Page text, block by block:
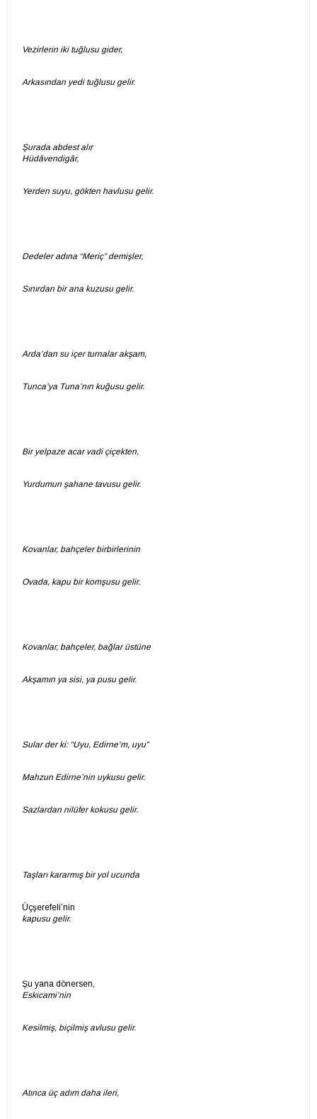
Vezirlerin iki tuğlusu gider,
Arkasından yedi tuğlusu gelir.
Şurada abdest alır
Hüdâvendigâr,
Yerden suyu, gökten havlusu gelir.
Dedeler adına “Meriç” demişler,
Sınırdan bir ana kuzusu gelir.
Arda’dan su içer turnalar akşam,
Tunca’ya Tuna’nın kuğusu gelir.
Bir yelpaze acar vadi çiçekten,
Yurdumun şahane tavusu gelir.
Kovanlar, bahçeler birbirlerinin
Ovada, kapu bir komşusu gelir.
Kovanlar, bahçeler, bağlar üstüne
Akşamın ya sisi, ya pusu gelir.
Sular der ki: “Uyu, Edirne’m, uyu”
Mahzun Edirne’nin uykusu gelir.
Sazlardan nilüfer kokusu gelir.
Taşları kararmış bir yol ucunda
Üçşerefeli’nin
kapusu gelir.
Şu yana dönersen,
Eskicami’nin
Kesilmiş, biçilmiş avlusu gelir.
Atınca üç adım daha ileri,